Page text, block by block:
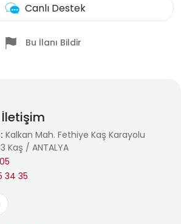
Canlı Destek
Bu İlanı Bildir
Kalkan Mah. Fethiye Kaş Karayolu
Kaş / ANTALYA
34 35